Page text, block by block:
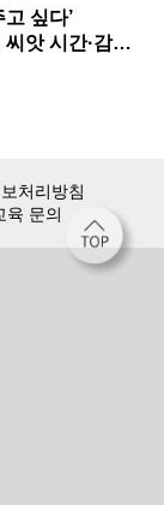
고 싶다’
앗 시간·감정
처리방침
육 문의